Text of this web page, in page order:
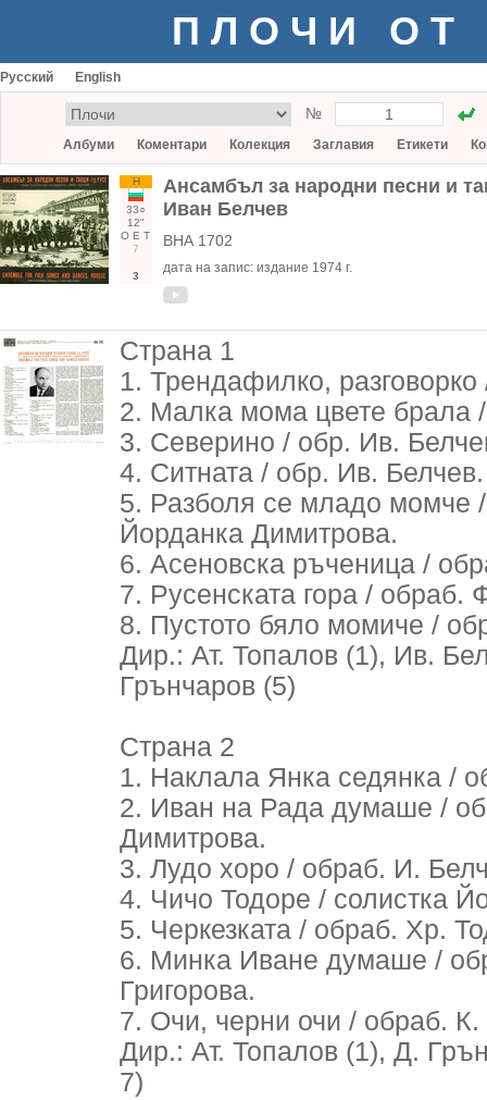
ПЛОЧИ ОТ
Русский English
№
Албуми Коментари Колекция Заглавия Етикети
Н
33○
12"
О Е Т
7
3
Ансамбъл за народни песни и
Иван Белчев
ВНА 1702
дата на запис: издание 1974 г.
Страна 1
1. Трендафилко,
2. Малка мома цвете брала
3. Северино / обр. Ив.
4. Ситната / обр. Ив. Белчев.
5. Разболя се младо момче
Йорданка Димитрова.
6. Асеновска ръченица /
7. Русенската гора / обраб.
8. Пустото бяло момиче /
Дир.: Ат. Топалов (1), Ив.
Грънчаров (5)
Страна 2
1. Наклала Янка седянка /
2. Иван на Рада думаше /
Димитрова.
3. Лудо хоро / обраб. И.
4. Чичо Тодоре / солистка
5. Черкезката / обраб. Хр.
6. Минка Иване думаше /
Григорова.
7. Очи, черни очи / обраб. К.
Дир.: Ат. Топалов (1), Д.
7)